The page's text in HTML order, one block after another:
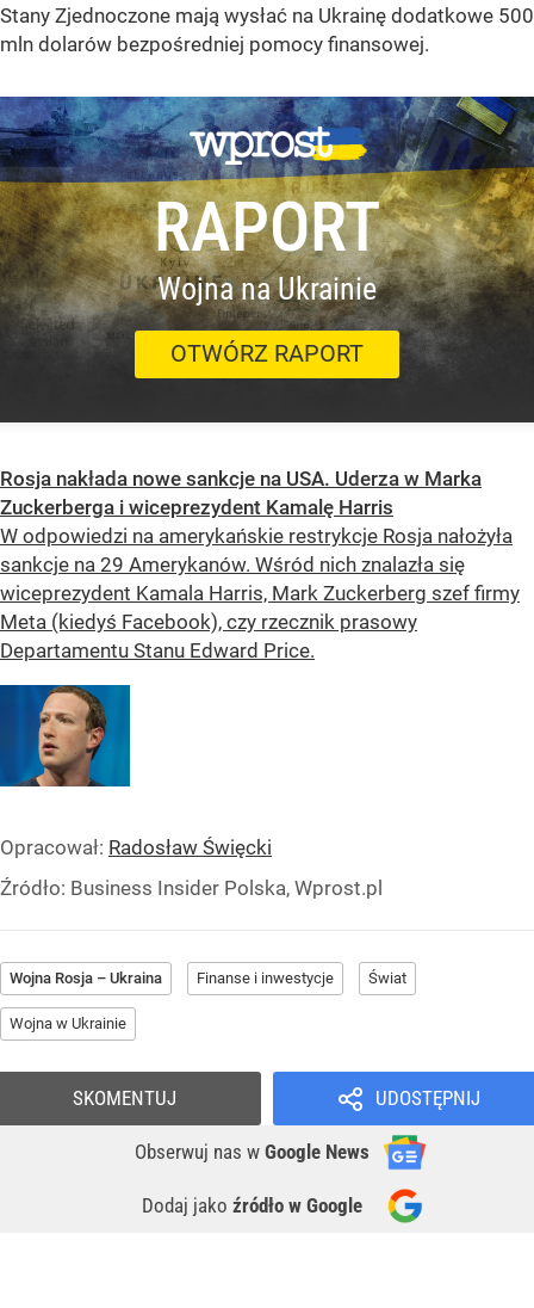
Stany Zjednoczone mają wysłać na Ukrainę dodatkowe 500
mln dolarów bezpośredniej pomocy finansowej.
RAPORT
Wojna na Ukrainie
OTWÓRZ RAPORT
Rosja nakłada nowe sankcje na USA. Uderza w Marka
Zuckerberga i wiceprezydent Kamalę Harris
W odpowiedzi na amerykańskie restrykcje Rosja nałożyła
sankcje na 29 Amerykanów. Wśród nich znalazła się
wiceprezydent Kamala Harris, Mark Zuckerberg szef firmy
Meta (kiedyś Facebook), czy rzecznik prasowy
Departamentu Stanu Edward Price.
Opracował: Radosław Święcki
Źródło: Business Insider Polska, Wprost.pl
Wojna Rosja – Ukraina Finanse i inwestycje Świat
Wojna w Ukrainie
UDOSTĘPNIJ
Obserwuj nas w Google News
Dodaj jako źródło w Google
SKOMENTUJ